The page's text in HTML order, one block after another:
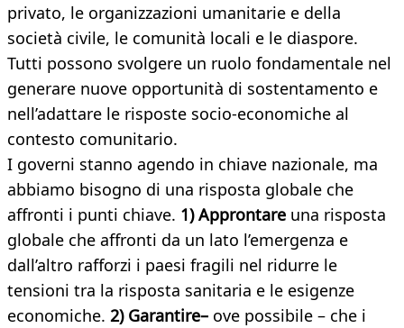
privato, le organizzazioni umanitarie e della
società civile, le comunità locali e le diaspore.
Tutti possono svolgere un ruolo fondamentale nel
generare nuove opportunità di sostentamento e
nell’adattare le risposte socio-economiche al
contesto comunitario.
I governi stanno agendo in chiave nazionale, ma
abbiamo bisogno di una risposta globale che
affronti i punti chiave. 1) Approntare una risposta
globale che affronti da un lato l’emergenza e
dall’altro rafforzi i paesi fragili nel ridurre le
tensioni tra la risposta sanitaria e le esigenze
economiche. 2) Garantire– ove possibile – che i